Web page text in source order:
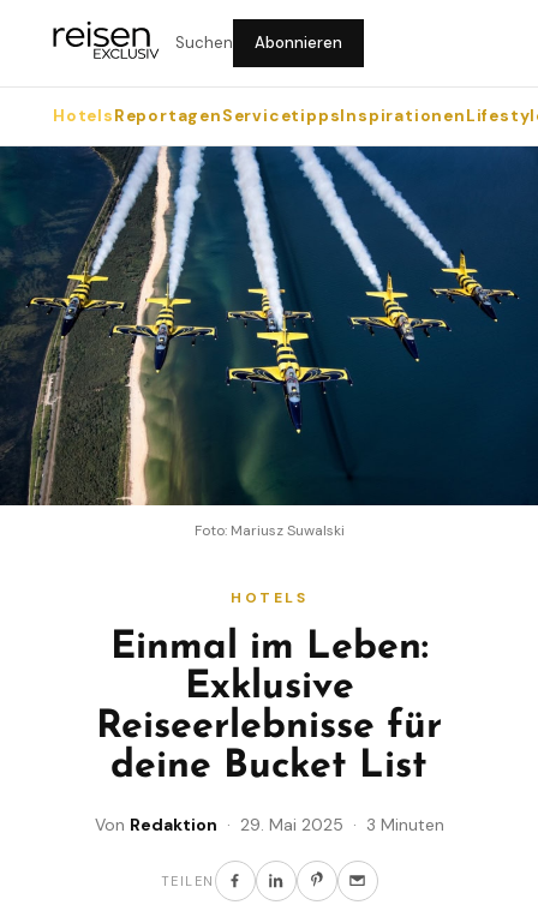
Suchen Abonnieren
HotelsReportagenServicetippsInspirationen
Foto: Mariusz Suwalski
HOTELS
Einmal im Leben:
Exklusive
Reiseerlebnisse für
deine Bucket List
Von Redaktion · 29. Mai 2025 · 3 Minuten
TEILEN